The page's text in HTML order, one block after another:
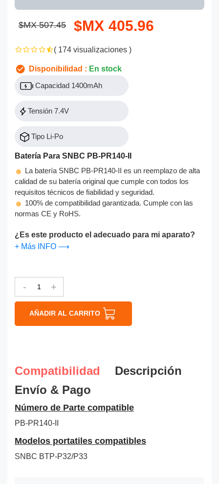
$MX 507.45 $MX 405.96
( 174 visualizaciones )
Disponibilidad : En stock
Capacidad 1400mAh
Tensión 7.4V
Tipo Li-Po
Batería Para SNBC PB-PR140-II
La batería SNBC PB-PR140-II es un reemplazo de alta
calidad de su batería original que cumple con todos los
requisitos técnicos de fiabilidad y seguridad.
100% de compatibilidad garantizada. Cumple con las
normas CE y RoHS.
¿Es este producto el adecuado para mi aparato?
+ Más INFO ⟶
- +
AÑADIR AL CARRITO
Compatibilidad
Descripción
Envío & Pago
Número de Parte compatible
PB-PR140-II
Modelos portatiles compatibles
SNBC BTP-P32/P33